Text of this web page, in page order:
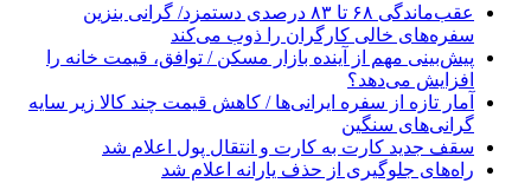
عقب‌ماندگی ۶۸ تا ۸۳ درصدی دستمزد/ گرانی بنزین
سفره‌های خالی کارگران را ذوب می‌کند
پیش‌بینی مهم از آینده بازار مسکن / توافق، قیمت خانه را
افزایش می‌دهد؟
آمار تازه از سفره ایرانی‌ها / کاهش قیمت چند کالا زیر سایه
گرانی‌های سنگین
سقف جدید کارت به کارت و انتقال پول اعلام شد
راه‌های جلوگیری از حذف یارانه اعلام شد